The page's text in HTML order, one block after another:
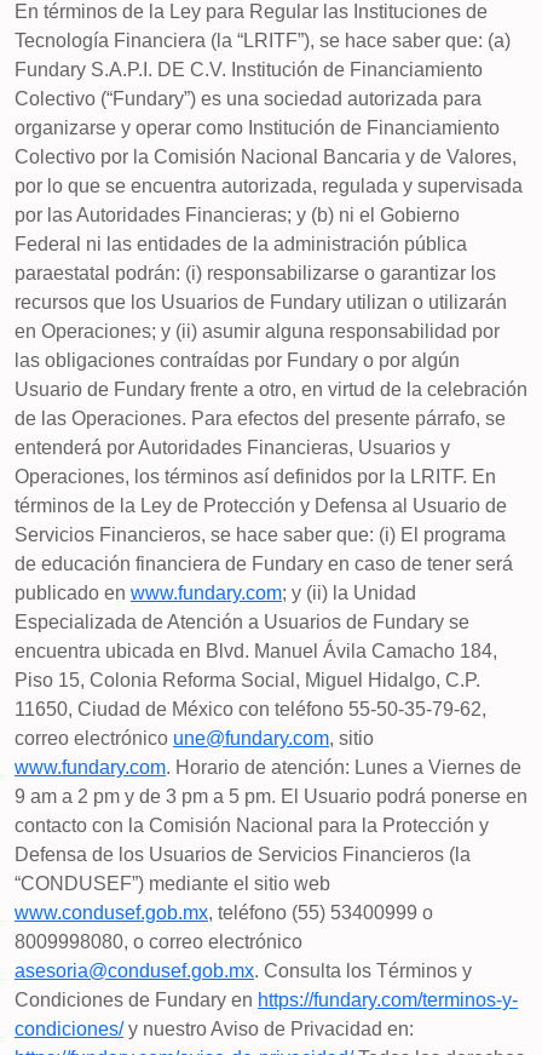
En términos de la Ley para Regular las Instituciones de
Tecnología Financiera (la “LRITF”), se hace saber que: (a)
Fundary S.A.P.I. DE C.V. Institución de Financiamiento
Colectivo (“Fundary”) es una sociedad autorizada para
organizarse y operar como Institución de Financiamiento
Colectivo por la Comisión Nacional Bancaria y de Valores,
por lo que se encuentra autorizada, regulada y supervisada
por las Autoridades Financieras; y (b) ni el Gobierno
Federal ni las entidades de la administración pública
paraestatal podrán: (i) responsabilizarse o garantizar los
recursos que los Usuarios de Fundary utilizan o utilizarán
en Operaciones; y (ii) asumir alguna responsabilidad por
las obligaciones contraídas por Fundary o por algún
Usuario de Fundary frente a otro, en virtud de la celebración
de las Operaciones. Para efectos del presente párrafo, se
entenderá por Autoridades Financieras, Usuarios y
Operaciones, los términos así definidos por la LRITF. En
términos de la Ley de Protección y Defensa al Usuario de
Servicios Financieros, se hace saber que: (i) El programa
de educación financiera de Fundary en caso de tener será
publicado en www.fundary.com; y (ii) la Unidad
Especializada de Atención a Usuarios de Fundary se
encuentra ubicada en Blvd. Manuel Ávila Camacho 184,
Piso 15, Colonia Reforma Social, Miguel Hidalgo, C.P.
11650, Ciudad de México con teléfono 55-50-35-79-62,
correo electrónico une@fundary.com, sitio
www.fundary.com. Horario de atención: Lunes a Viernes de
9 am a 2 pm y de 3 pm a 5 pm. El Usuario podrá ponerse en
contacto con la Comisión Nacional para la Protección y
Defensa de los Usuarios de Servicios Financieros (la
“CONDUSEF”) mediante el sitio web
www.condusef.gob.mx, teléfono (55) 53400999 o
8009998080, o correo electrónico
asesoria@condusef.gob.mx. Consulta los Términos y
Condiciones de Fundary en https://fundary.com/terminos-y-
condiciones/y nuestro Aviso de Privacidad en: